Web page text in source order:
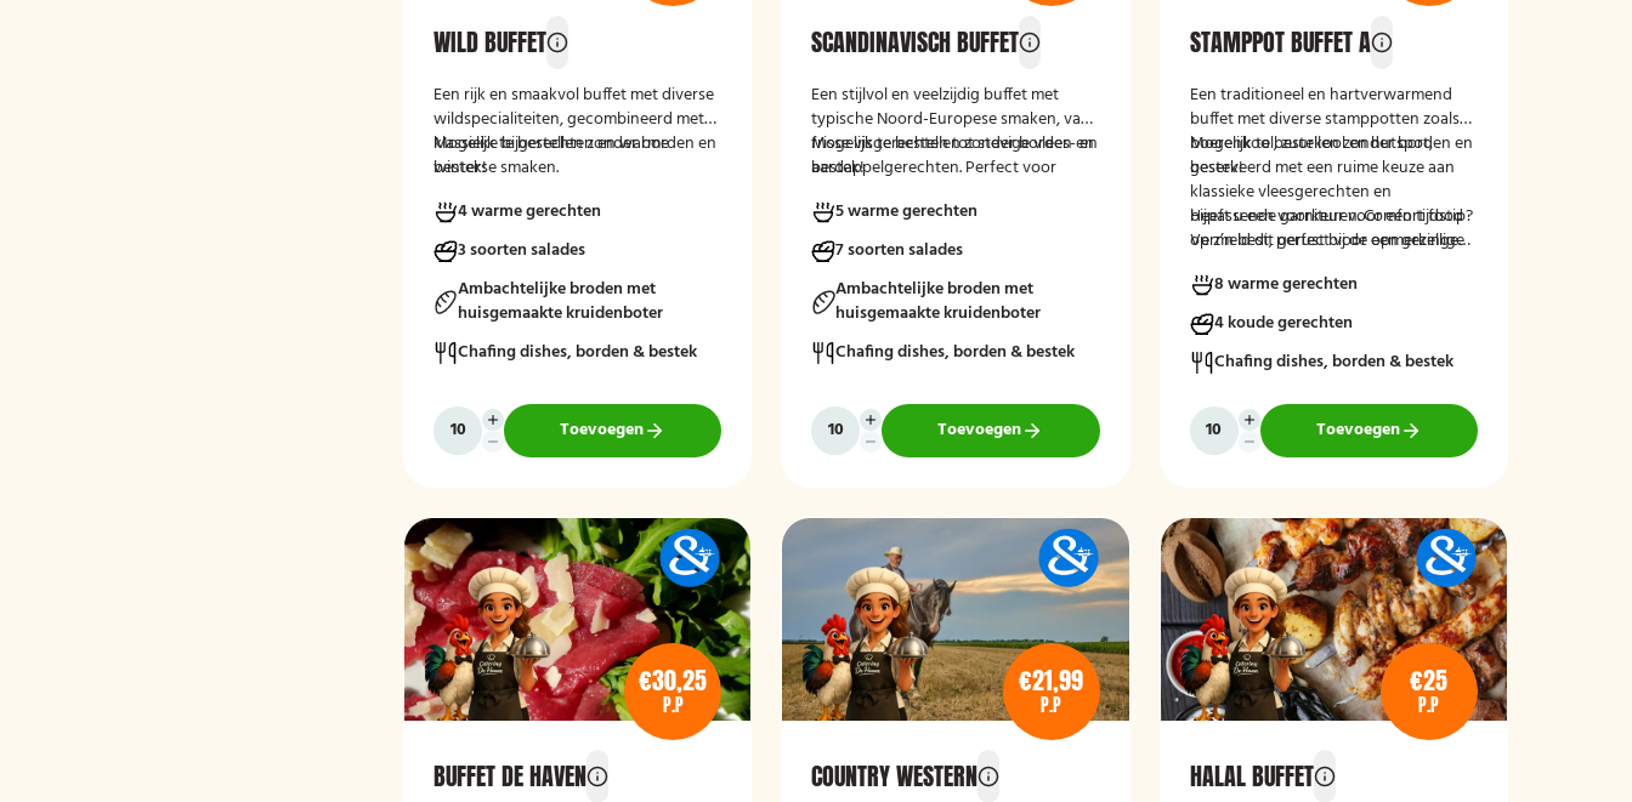
WILD BUFFET
Een rijk en smaakvol buffet met diverse
wildspecialiteiten, gecombineerd met
klassieke bijgerechten en warme
winterse smaken.
Mogelijk te bestellen zonder borden en
bestek!
4 warme gerechten
3 soorten salades
Ambachtelijke broden met
huisgemaakte kruidenboter
Chafing dishes, borden & bestek
Toevoegen
SCANDINAVISCH BUFFET
Een stijlvol en veelzijdig buffet met
typische Noord-Europese smaken, van
frisse visgerechten tot stevige vlees- en
aardappelgerechten. Perfect voor
keuken.
Mogelijk te bestellen zonder borden en
bestek!
5 warme gerechten
7 soorten salades
Ambachtelijke broden met
huisgemaakte kruidenboter
Chafing dishes, borden & bestek
Toevoegen
STAMPPOT BUFFET A
Een traditioneel en hartverwarmend
buffet met diverse stamppotten zoals
boerenkool, zuurkool en hutspot,
geserveerd met een ruime keuze aan
klassieke vleesgerechten en
bijpassende garnituren. Comfort food
op z’n best, perfect voor een gezellige
Mogelijk te bestellen zonder borden en
bestek!
Heeft u een voorkeur voor een tijdstip?
Vermeld dit gerust bij de opmerkingen
8 warme gerechten
4 koude gerechten
Chafing dishes, borden & bestek
Toevoegen
€30,25
P.P
BUFFET DE HAVEN
€21,99
P.P
COUNTRY WESTERN
€25
P.P
HALAL BUFFET